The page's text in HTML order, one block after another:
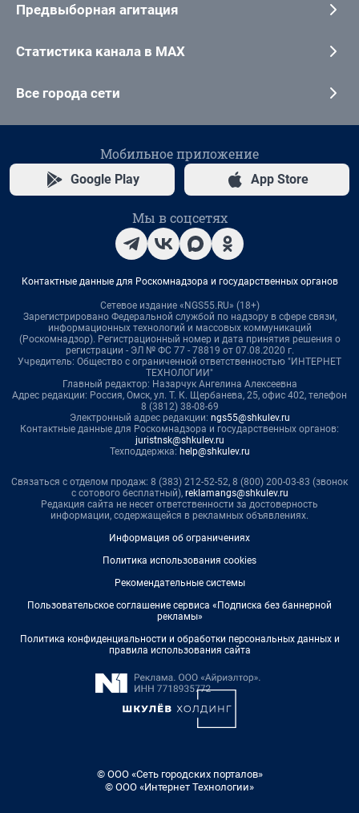
Предвыборная агитация
Статистика канала в MAX
Все города сети
Мобильное приложение
Google Play App Store
Мы в соцсетях
Контактные данные для Роскомнадзора и государственных органов
Сетевое издание «NGS55.RU» (18+)
Зарегистрировано Федеральной службой по надзору в сфере связи,
информационных технологий и массовых коммуникаций
(Роскомнадзор). Регистрационный номер и дата принятия решения о
регистрации - ЭЛ № ФС 77 - 78819 от 07.08.2020 г.
Учредитель: Общество с ограниченной ответственностью "ИНТЕРНЕТ
ТЕХНОЛОГИИ"
Главный редактор: Назарчук Ангелина Алексеевна
Адрес редакции: Россия, Омск, ул. Т. К. Щербанева, 25, офис 402, телефон
8 (3812) 38-08-69
Электронный адрес редакции: ngs55@shkulev.ru
Контактные данные для Роскомнадзора и государственных органов:
juristnsk@shkulev.ru
Техподдержка: help@shkulev.ru
Связаться с отделом продаж: 8 (383) 212-52-52, 8 (800) 200-03-83 (звонок
с сотового бесплатный), reklamangs@shkulev.ru
Редакция сайта не несет ответственности за достоверность
информации, содержащейся в рекламных объявлениях.
Информация об ограничениях
Политика использования cookies
Рекомендательные системы
Пользовательское соглашение сервиса «Подписка без баннерной
рекламы»
Политика конфиденциальности и обработки персональных данных и
правила использования сайта
© ООО «Сеть городских порталов»
© ООО «Интернет Технологии»